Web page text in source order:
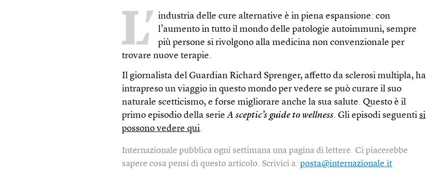
L’ industria delle cure alternative è in piena espansione: con
l’aumento in tutto il mondo delle patologie autoimmuni, sempre
più persone si rivolgono alla medicina non convenzionale per
trovare nuove terapie.
Il giornalista del Guardian Richard Sprenger, affetto da sclerosi multipla, ha
intrapreso un viaggio in questo mondo per vedere se può curare il suo
naturale scetticismo, e forse migliorare anche la sua salute. Questo è il
primo episodio della serieA sceptic’s guide to wellness. Gli episodi seguenti si
possono vedere qui.
Internazionale pubblica ogni settimana una pagina di lettere. Ci piacerebbe
sapere cosa pensi di questo articolo. Scrivici a:posta@internazionale.it